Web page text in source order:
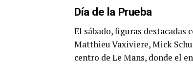
Día de la Prueba
El sábado, figuras
Matthieu Vaxiviere, Mick
centro de Le Mans, donde el